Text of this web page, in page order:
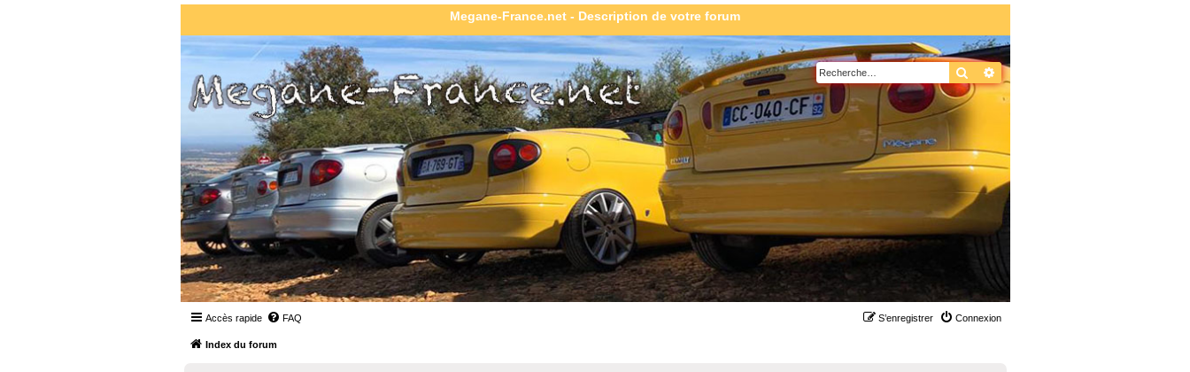
Megane-France.net - Description de votre forum
RechercherRecherche avancée
Accès rapide FAQ Connexion
S’enregistrer
Index du forum